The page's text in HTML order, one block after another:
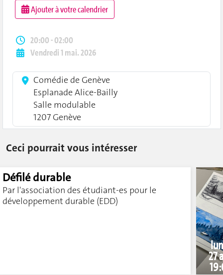
Ajouter à votre calendrier
20:00 - 02:00
Vendredi 1 mai. 2026
Comédie de Genève
Esplanade Alice-Bailly
Salle modulable
1207 Genève
Ceci pourrait vous intéresser
Défilé durable
Par l'association des étudiant-es pour le
développement durable (EDD)
27